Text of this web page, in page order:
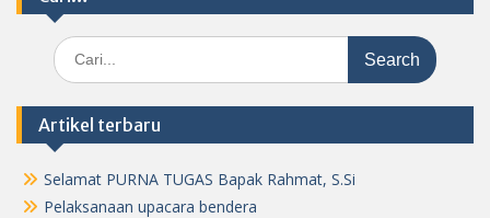
Search
for:
Artikel terbaru
Selamat PURNA TUGAS Bapak Rahmat, S.Si
Pelaksanaan upacara bendera